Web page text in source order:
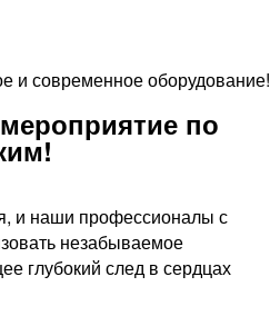
и современное оборудование!
по
и наши профессионалы с
незабываемое
глубокий след в сердцах